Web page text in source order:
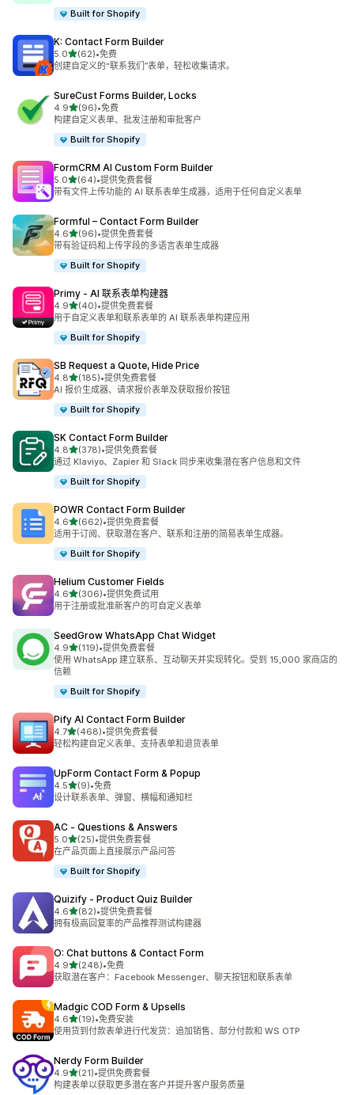
Built for Shopify
K: Contact Form Builder
5.0星（满分 5 星）
(62)
总共 62 条评论
•免费
创建自定义的“联系我们”表单，轻松收集请求。
SureCust Forms Builder, Locks
4.9星（满分 5 星）
(96)
总共 96 条评论
•免费
构建自定义表单、批发注册和审批客户
Built for Shopify
FormCRM AI Custom Form Builder
5.0星（满分 5 星）
(64)
总共 64 条评论
•提供免费套餐
带有文件上传功能的 AI 联系表单生成器，适用于任何自定义表单
Formful – Contact Form Builder
4.6星（满分 5 星）
(96)
总共 96 条评论
•提供免费套餐
带有验证码和上传字段的多语言表单生成器
Built for Shopify
Primy ‑ AI 联系表单构建器
4.9星（满分 5 星）
(40)
总共 40 条评论
•提供免费套餐
用于自定义表单和联系表单的 AI 联系表单构建应用
Built for Shopify
SB Request a Quote, Hide Price
4.8星（满分 5 星）
(185)
总共 185 条评论
•提供免费套餐
AI 报价生成器、请求报价表单及获取报价按钮
Built for Shopify
SK Contact Form Builder
4.8星（满分 5 星）
(378)
总共 378 条评论
•提供免费套餐
通过 Klaviyo、Zapier 和 Slack 同步来收集潜在客户信息和文件
Built for Shopify
POWR Contact Form Builder
4.6星（满分 5 星）
(662)
总共 662 条评论
•提供免费套餐
适用于订阅、获取潜在客户、联系和注册的简易表单生成器。
Built for Shopify
Helium Customer Fields
4.6星（满分 5 星）
(306)
总共 306 条评论
•提供免费试用
用于注册或批准新客户的可自定义表单
SeedGrow WhatsApp Chat Widget
4.9星（满分 5 星）
(119)
总共 119 条评论
•提供免费套餐
使用 WhatsApp 建立联系、互动聊天并实现转化。受到 15,000 家商店的
信赖
Built for Shopify
Pify AI Contact Form Builder
4.7星（满分 5 星）
(468)
总共 468 条评论
•提供免费套餐
轻松构建自定义表单、支持表单和退货表单
UpForm Contact Form & Popup
4.5星（满分 5 星）
(9)
总共 9 条评论
•免费
设计联系表单、弹窗、横幅和通知栏
AC ‑ Questions & Answers
5.0星（满分 5 星）
(25)
总共 25 条评论
•提供免费套餐
在产品页面上直接展示产品问答
Built for Shopify
Quizify ‑ Product Quiz Builder
4.6星（满分 5 星）
(82)
总共 82 条评论
•提供免费套餐
拥有极高回复率的产品推荐测试构建器
O: Chat buttons & Contact Form
4.9星（满分 5 星）
(248)
总共 248 条评论
•免费
获取潜在客户：Facebook Messenger、聊天按钮和联系表单
Madgic COD Form & Upsells
4.6星（满分 5 星）
(19)
总共 19 条评论
•免费安装
使用货到付款表单进行代发货：追加销售、部分付款和 WS OTP
Nerdy Form Builder
4.9星（满分 5 星）
(21)
总共 21 条评论
•提供免费套餐
构建表单以获取更多潜在客户并提升客户服务质量